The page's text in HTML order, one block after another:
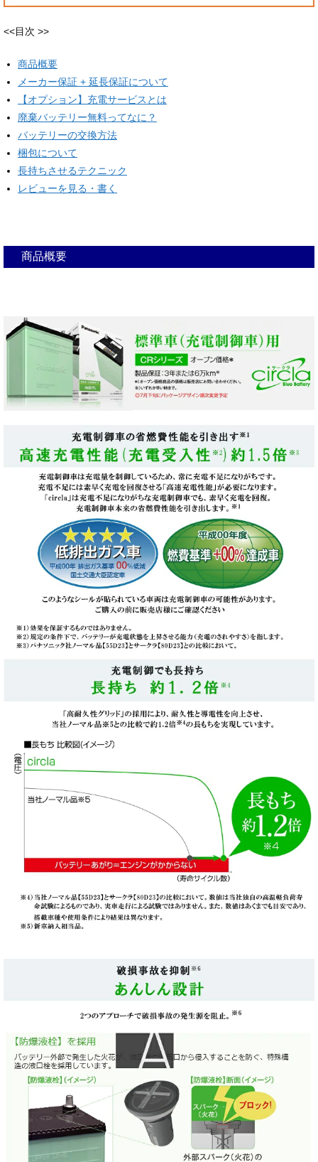
<<目次 >>
商品概要
メーカー保証 + 延長保証について
【オプション】充電サービスとは
廃棄バッテリー無料ってなに？
バッテリーの交換方法
梱包について
長持ちさせるテクニック
レビューを見る・書く
商品概要